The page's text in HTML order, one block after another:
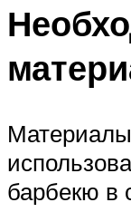
барбекю в